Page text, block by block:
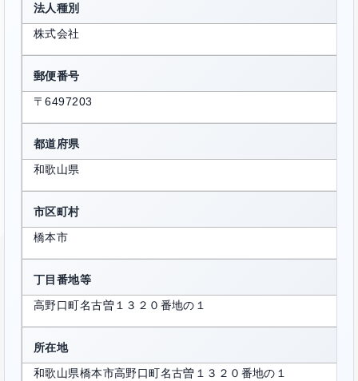
法人種別
株式会社
郵便番号
〒6497203
都道府県
和歌山県
市区町村
橋本市
丁目番地等
高野口町名古曽１３２０番地の１
所在地
和歌山県橋本市高野口町名古曽１３２０番地の１